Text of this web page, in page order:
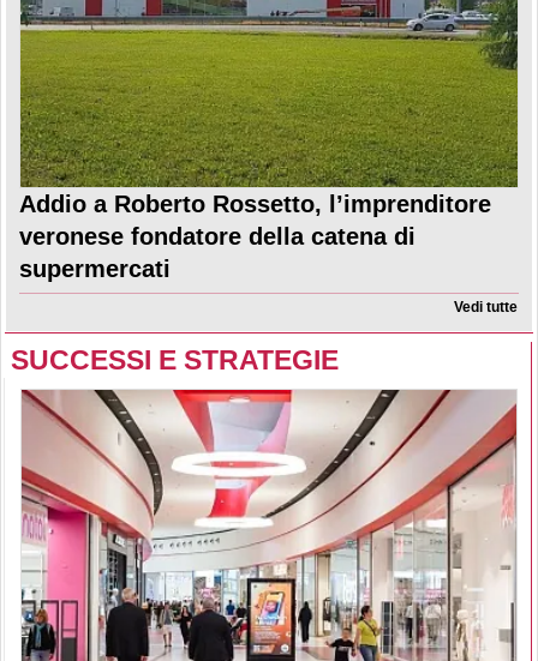
Addio a Roberto Rossetto, l’imprenditore
veronese fondatore della catena di
supermercati
Vedi tutte
SUCCESSI E STRATEGIE